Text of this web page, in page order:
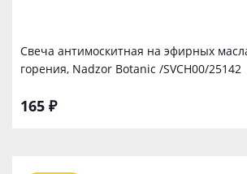
Свеча антимоскитная на эфирных
горения, Nadzor Botanic /SVCH00/25142
165 ₽